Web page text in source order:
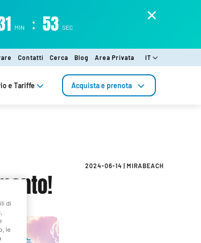
MIN : 53 SEC
Contatti Cerca Blog Area Privata IT
e Tariffe Acquista e prenota
2024-06-14 MIRABEACH
di
le